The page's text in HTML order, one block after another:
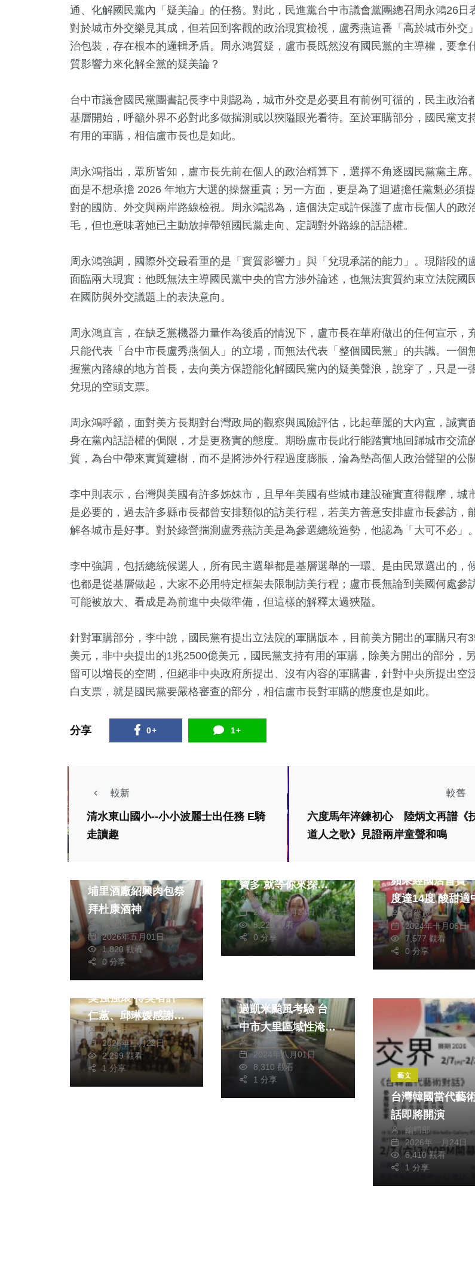
通、化解國民黨內「疑美論」的任務。對此，民進黨台中市議會黨團總召周永鴻26日
對於城市外交樂見其成，但若回到客觀的政治現實檢視，盧秀燕這番「高於城市外交
治包裝，存在根本的邏輯矛盾。周永鴻質疑，盧市長既然沒有國民黨的主導權，要拿
質影響力來化解全黨的疑美論？
台中市議會國民黨團書記長李中則認為，城市外交是必要且有前例可循的，民主政治
基層開始，呼籲外界不必對此多做揣測或以狹隘眼光看待。至於軍購部分，國民黨支
有用的軍購，相信盧市長也是如此。
周永鴻指出，眾所皆知，盧市長先前在個人的政治精算下，選擇不角逐國民黨黨主席
面是不想承擔 2026 年地方大選的操盤重責；另一方面，更是為了迴避擔任黨魁必須
對的國防、外交與兩岸路線檢視。周永鴻認為，這個決定或許保護了盧市長個人的政
毛，但也意味著她已主動放掉帶領國民黨走向、定調對外路線的話語權。
周永鴻強調，國際外交最看重的是「實質影響力」與「兌現承諾的能力」。現階段的
面臨兩大現實：他既無法主導國民黨中央的官方涉外論述，也無法實質約束立法院國
在國防與外交議題上的表決意向。
周永鴻直言，在缺乏黨機器力量作為後盾的情況下，盧市長在華府做出的任何宣示，
只能代表「台中市長盧秀燕個人」的立場，而無法代表「整個國民黨」的共識。一個
握黨內路線的地方首長，去向美方保證能化解國民黨內的疑美聲浪，說穿了，只是一
兌現的空頭支票。
周永鴻呼籲，面對美方長期對台灣政局的觀察與風險評估，比起華麗的大內宣，誠實
身在黨內話語權的侷限，才是更務實的態度。期盼盧市長此行能踏實地回歸城市交流
質，為台中帶來實質建樹，而不是將涉外行程過度膨脹，淪為墊高個人政治聲望的公
李中則表示，台灣與美國有許多姊妹市，且早年美國有些城市建設確實直得觀摩，城
是必要的，過去許多縣市長都曾安排類似的訪美行程，若美方善意安排盧市長參訪，
解各城市是好事。對於綠營揣測盧秀燕訪美是為參選總統造勢，他認為「大可不必」。
李中強調，包括總統候選人，所有民主選舉都是基層選舉的一環、是由民眾選出的，
也都是從基層做起，大家不必用特定框架去限制訪美行程；盧市長無論到美國何處參
可能被放大、看成是為前進中央做準備，但這樣的解釋太過狹隘。
針對軍購部分，李中說，國民黨有提出立法院的軍購版本，目前美方開出的軍購只有
美元，非中央提出的1兆2500億美元，國民黨支持有用的軍購，除美方開出的部分，
留可以增長的空間，但絕非中央政府所提出、沒有內容的軍購書，針對中央所提出空
白支票，就是國民黨要嚴格審查的部分，相信盧市長對軍購的態度也是如此。
分享 0+ 1+
較新
清水東山國小--小小波麗士出任務 E騎
走讀趣
較舊
六度馬年淬鍊初心 陸炳文再譜《
道人之歌》見證兩岸童聲和鳴
埔里酒廠紹興肉包祭
拜杜康酒神
陳朝枝
2026年五月01日
1,820 觀看
0 分享
田媽媽水蜜桃 不老
寶多 就等你來探
密！鄭銘德
2025年七月24日
5,229 觀看
0 分享
生活 健康及醫療
綜合
蘋果經國店首賣
度達14度 酸甜適
季從茂
2024年十月06日
7,577 觀看
0 分享
藝文
第18屆萬和美展頒
獎強強滾 得獎者許
仁蕙、邱琳媛感謝萬
和宮用心 簡錦清大
師：期待年輕及有志
藝術創作朋友每年都
參加
林獻元
2026年三月22日
2,299 觀看
1 分享
過凱米颱風考驗 台
中市大里區域性淹水
改善見效
林獻元
2024年八月01日
8,310 觀看
1 分享
藝文
台灣韓國當代藝
話即將開演
編輯部
2026年一月24日
6,410 觀看
1 分享
531+
兩岸
8411+
政治
1267+ 293+
流專區
5288+
綜合
2658 +
熱門
76+
綜藝
504+ 254+ 113+
164+
司法放大鏡
89+
演唱會
35+
流專區